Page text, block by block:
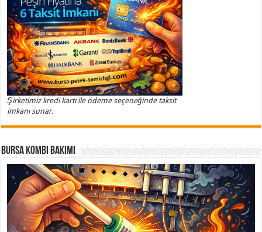
Şirketimiz kredi kartı ile ödeme seçeneğinde taksit
imkanı sunar.
Bursa Kombi Bakımı